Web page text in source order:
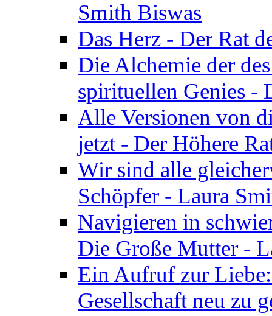
Smith Biswas
Das Herz - Der Rat
Die Alchemie der
spirituellen Genies -
Alle Versionen von
jetzt - Der Höhere
Wir sind alle
Schöpfer - Laura
Navigieren in
Die Große Mutter -
Ein Aufruf zur
Gesellschaft neu zu